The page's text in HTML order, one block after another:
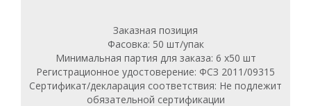
Заказная позиция
Фасовка: 50 шт/упак
Минимальная партия для заказа: 6 х50 шт
Регистрационное удостоверение: ФСЗ 2011/09315
Сертификат/декларация соответствия: Не подлежит
обязательной сертификации